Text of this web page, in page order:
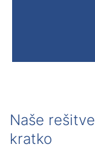
Naše
kratko